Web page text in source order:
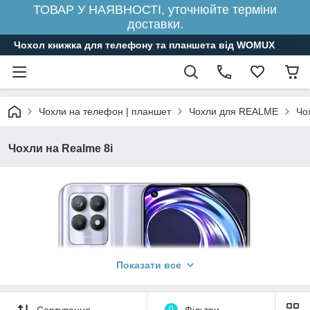
ТОВАР У НАЯВНОСТІ, уточнюйте терміни
доставки.
Чохол книжка для телефону та планшета від WOMUX
Чохли на телефон | планшет Чохли для REALME
Чохли на Realme 8i
Показати все